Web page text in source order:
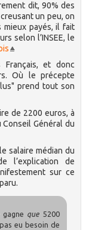
dit, 90% des
un peu, on
mieux payés, il fait
selon l’INSEE, le
et donc
Où le précepte
prend tout son
de 2200 euros, à
Général du
salaire médian du
l’explication de
sur ce
que 5200
eu besoin de